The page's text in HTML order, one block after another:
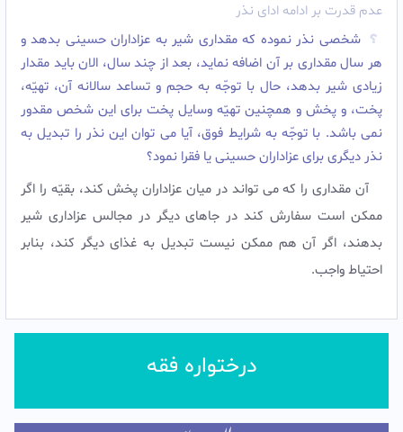
عدم قدرت بر ادامه ادای نذر
شخصى نذر نموده که مقداری شیر به عزاداران حسینى بدهد و
هر سال مقداری بر آن اضافه نماید، بعد از چند سال، الان باید مقدار
زیادی شیر بدهد، حال با توجّه به حجم و تساعد سالانه آن، تهیّه،
پخت، و پخش و همچنین تهیّه وسایل پخت براى این شخص مقدور
نمى باشد. با توجّه به شرایط فوق، آیا مى توان این نذر را تبدیل به
نذر دیگرى براى عزاداران حسینى یا فقرا نمود؟
آن مقدارى را که مى تواند در میان عزاداران پخش کند، بقیّه را اگر
ممکن است سفارش کند در جاهاى دیگر در مجالس عزادارى شیر
بدهند، اگر آن هم ممکن نیست تبدیل به غذاى دیگر کند، بنابر
احتیاط واجب.
درختواره فقه